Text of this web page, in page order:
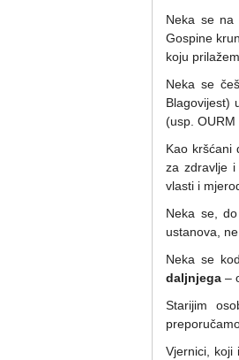
Neka se na
Gospine
koju
Neka se
Blagovijest)
(usp. OURM
Kao kršćani
za zdravlje
vlasti i
Neka se,
ustanova,
Neka se
daljnjega –
Starijim
Vjernici, koji